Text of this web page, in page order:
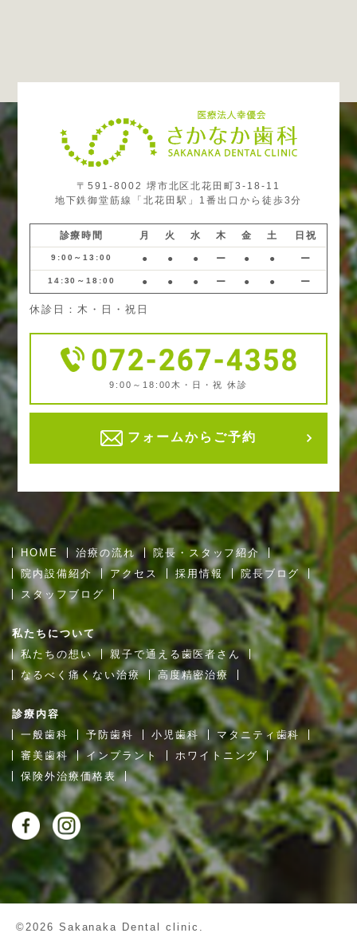
〒591-8002 堺市北区北花田町3-18-11
地下鉄御堂筋線「北花田駅」1番出口から徒歩3分
診療時間 月 火 水 木 金 土 日祝
9:00～13:00 ● ● ● ー ● ● ー
14:30～18:00 ● ● ● ー ● ● ー
休診日：木・日・祝日
9:00～18:00 木・日・祝 休診
フォームからご予約
HOME 治療の流れ
院長・スタッフ紹介
院内設備紹介
アクセス 採用情報
院長ブログ
スタッフブログ
私たちについて
私たちの想い
親子で通える歯医者さん
なるべく痛くない治療
高度精密治療
診療内容
一般歯科
予防歯科 小児歯科
マタニティ歯科
審美歯科
インプラント
ホワイトニング
保険外治療価格表
©2026 Sakanaka Dental clinic.